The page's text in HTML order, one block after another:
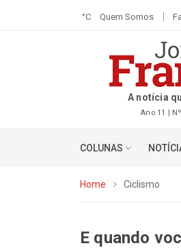
°C Quem Somos
A notícia
Ano 11 |
COLUNAS
Home Ciclismo
E quando